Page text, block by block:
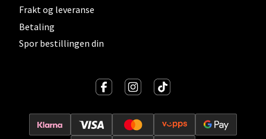
Frakt og leveranse
Betaling
Spor bestillingen din
Trondheim - Sirkus Shopping
Falkenborgveien 5, 7044 Trondheim
Åpent i dag 09-21